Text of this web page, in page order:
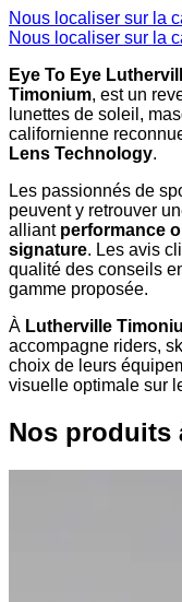
Nous localiser sur la
Nous localiser sur la
Eye To Eye
Timonium, est un
lunettes de soleil,
californienne
Lens Technology.
Les passionnés de
peuvent y retrouver
alliant performance
signature. Les avis
qualité des conseils
gamme proposée.
À Lutherville
accompagne riders,
choix de leurs
visuelle optimale sur
Nos produits